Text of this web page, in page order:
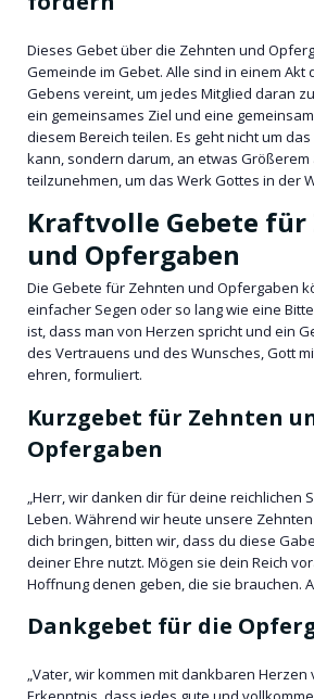
Dieses Gebet über die Zehnten und
Gemeinde im Gebet. Alle sind in einem Akt
Gebens vereint, um jedes Mitglied daran
ein gemeinsames Ziel und eine
diesem Bereich teilen. Es geht nicht um
kann, sondern darum, an etwas Größerem
teilzunehmen, um das Werk Gottes in der
Kraftvolle Gebete für
und Opfergaben
Die Gebete für Zehnten und Opfergaben
einfacher Segen oder so lang wie eine
ist, dass man von Herzen spricht und ein
des Vertrauens und des Wunsches, Gott
ehren, formuliert.
Kurzgebet für Zehnten
Opfergaben
„Herr, wir danken dir für deine reichlichen
Leben. Während wir heute unsere
dich bringen, bitten wir, dass du diese
deiner Ehre nutzt. Mögen sie dein Reich
Hoffnung denen geben, die sie brauchen.
Dankgebet für die
„Vater, wir kommen mit dankbaren Herzen